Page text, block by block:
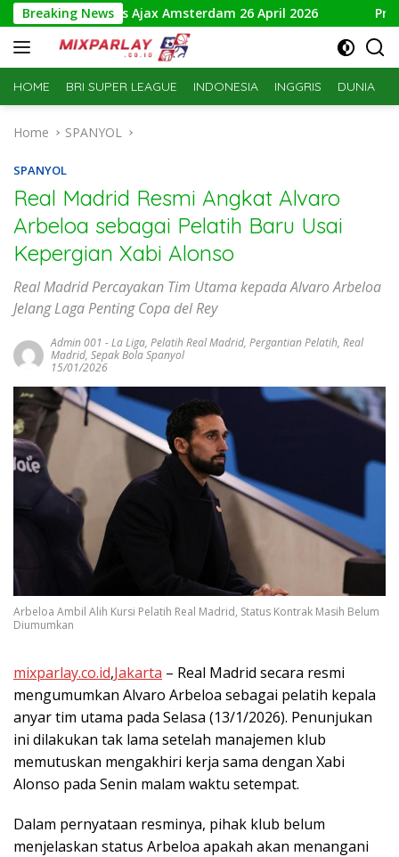
Skip
to
content
Breaking News
Breda vs Ajax Amsterdam 26 April 2026 Prediksi
HOME BRI SUPER LEAGUE INDONESIA INGGRIS DUNIA
Home SPANYOL
SPANYOL
Real Madrid Resmi Angkat Alvaro
Arbeloa sebagai Pelatih Baru Usai
Kepergian Xabi Alonso
Real Madrid Percayakan Tim Utama kepada Alvaro Arbeloa
Jelang Laga Penting Copa del Rey
Admin 001 -La Liga, Pelatih Real Madrid, Pergantian Pelatih, Real
Madrid, Sepak Bola Spanyol
15/01/2026
Arbeloa Ambil Alih Kursi Pelatih Real Madrid, Status Kontrak Masih Belum
Diumumkan
mixparlay.co.id,Jakarta – Real Madrid secara resmi
mengumumkan Alvaro Arbeloa sebagai pelatih kepala
anyar tim utama pada Selasa (13/1/2026). Penunjukan
ini dilakukan tak lama setelah manajemen klub
memutuskan mengakhiri kerja sama dengan Xabi
Alonso pada Senin malam waktu setempat.
Dalam pernyataan resminya, pihak klub belum
menjelaskan status Arbeloa apakah akan menangani